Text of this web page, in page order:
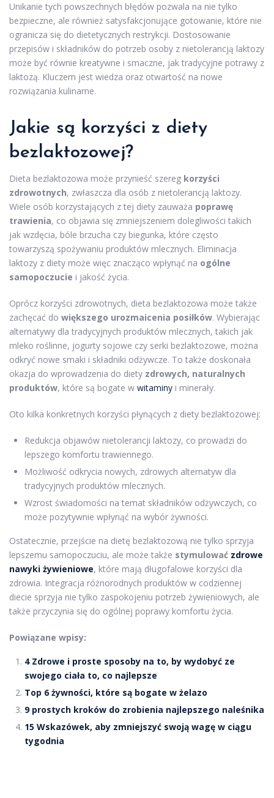
Unikanie tych powszechnych błędów pozwala na nie tylko
bezpieczne, ale również satysfakcjonujące gotowanie, które nie
ogranicza się do dietetycznych restrykcji. Dostosowanie
przepisów i składników do potrzeb osoby z nietolerancją laktozy
może być równie kreatywne i smaczne, jak tradycyjne potrawy z
laktozą. Kluczem jest wiedza oraz otwartość na nowe
rozwiązania kulinarne.
Jakie są korzyści z diety
bezlaktozowej?
Dieta bezlaktozowa może przynieść szereg korzyści
zdrowotnych, zwłaszcza dla osób z nietolerancją laktozy.
Wiele osób korzystających z tej diety zauważa poprawę
trawienia, co objawia się zmniejszeniem dolegliwości takich
jak wzdęcia, bóle brzucha czy biegunka, które często
towarzyszą spożywaniu produktów mlecznych. Eliminacja
laktozy z diety może więc znacząco wpłynąć na ogólne
samopoczucie i jakość życia.
Oprócz korzyści zdrowotnych, dieta bezlaktozowa może także
zachęcać do większego urozmaicenia posiłków. Wybierając
alternatywy dla tradycyjnych produktów mlecznych, takich jak
mleko roślinne, jogurty sojowe czy serki bezlaktozowe, można
odkryć nowe smaki i składniki odżywcze. To także doskonała
okazja do wprowadzenia do diety zdrowych, naturalnych
produktów, które są bogate w witaminy i minerały.
Oto kilka konkretnych korzyści płynących z diety bezlaktozowej:
Redukcja objawów nietolerancji laktozy, co prowadzi do
lepszego komfortu trawiennego.
Możliwość odkrycia nowych, zdrowych alternatyw dla
tradycyjnych produktów mlecznych.
Wzrost świadomości na temat składników odżywczych, co
może pozytywnie wpłynąć na wybór żywności.
Ostatecznie, przejście na dietę bezlaktozową nie tylko sprzyja
lepszemu samopoczuciu, ale może także stymulować zdrowe
nawyki żywieniowe, które mają długofalowe korzyści dla
zdrowia. Integracja różnorodnych produktów w codziennej
diecie sprzyja nie tylko zaspokojeniu potrzeb żywieniowych, ale
także przyczynia się do ogólnej poprawy komfortu życia.
Powiązane wpisy:
4 Zdrowe i proste sposoby na to, by wydobyć ze
swojego ciała to, co najlepsze
Top 6 żywności, które są bogate w żelazo
9 prostych kroków do zrobienia najlepszego naleśnika
15 Wskazówek, aby zmniejszyć swoją wagę w ciągu
tygodnia